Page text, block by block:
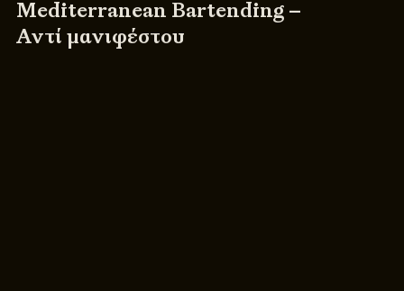
Mediterranean Bartending –
Αντί μανιφέστου